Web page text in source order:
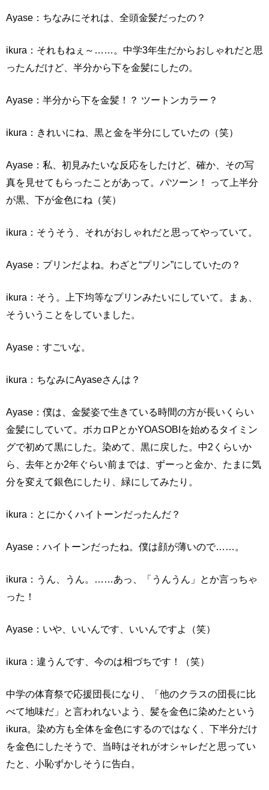
Ayase：ちなみにそれは、全頭金髪だったの？
ikura：それもねぇ～……。中学3年生だからおしゃれだと思
ったんだけど、半分から下を金髪にしたの。
Ayase：半分から下を金髪！？ ツートンカラー？
ikura：きれいにね、黒と金を半分にしていたの（笑）
Ayase：私、初見みたいな反応をしたけど、確か、その写
真を見せてもらったことがあって。パツーン！ って上半分
が黒、下が金色にね（笑）
ikura：そうそう、それがおしゃれだと思ってやっていて。
Ayase：プリンだよね。わざと“プリン”にしていたの？
ikura：そう。上下均等なプリンみたいにしていて。まぁ、
そういうことをしていました。
Ayase：すごいな。
ikura：ちなみにAyaseさんは？
Ayase：僕は、金髪姿で生きている時間の方が長いくらい
金髪にしていて。ボカロPとかYOASOBIを始めるタイミン
グで初めて黒にした。染めて、黒に戻した。中2くらいか
ら、去年とか2年ぐらい前までは、ずーっと金か、たまに気
分を変えて銀色にしたり、緑にしてみたり。
ikura：とにかくハイトーンだったんだ？
Ayase：ハイトーンだったね。僕は顔が薄いので……。
ikura：うん、うん。……あっ、「うんうん」とか言っちゃ
った！
Ayase：いや、いいんです、いいんですよ（笑）
ikura：違うんです、今のは相づちです！（笑）
中学の体育祭で応援団長になり、「他のクラスの団長に比
べて地味だ」と言われないよう、髪を金色に染めたという
ikura。染め方も全体を金色にするのではなく、下半分だけ
を金色にしたそうで、当時はそれがオシャレだと思ってい
たと、小恥ずかしそうに告白。